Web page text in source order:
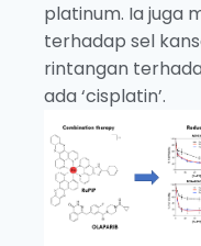
platinum. Ia juga
terhadap sel
rintangan
ada ‘cisplatin’.